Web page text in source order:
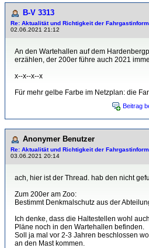
B-V 3313
Re: Aktualität und Richtigkeit der
02.06.2021 21:12
An den Wartehallen auf dem
erzählen, der 200er führe auch 2021
x--x--x--x
Für mehr gelbe Farbe im Netzplan: die
Beitrag
Anonymer Benutzer
Re: Aktualität und Richtigkeit der
03.06.2021 20:14
ach, hier ist der Thread. hab den nicht
Zum 200er am Zoo:
Bestimmt Denkmalschutz aus der
Ich denke, dass die Haltestellen wohl
Pläne noch in den Wartehallen befinden.
Soll ja mal vor 2-3 Jahren beschlossen
an den Mast kommen.